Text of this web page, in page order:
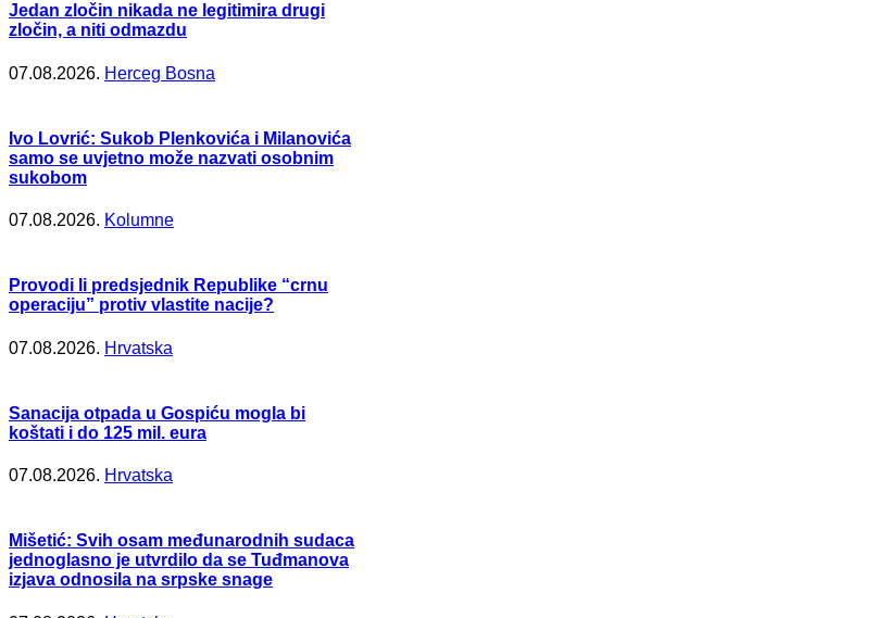
Jedan zločin nikada ne legitimira drugi
zločin, a niti odmazdu
07.08.2026. Herceg Bosna
Ivo Lovrić: Sukob Plenkovića i Milanovića
samo se uvjetno može nazvati osobnim
sukobom
07.08.2026. Kolumne
Provodi li predsjednik Republike “crnu
operaciju” protiv vlastite nacije?
07.08.2026. Hrvatska
Sanacija otpada u Gospiću mogla bi
koštati i do 125 mil. eura
07.08.2026. Hrvatska
Mišetić: Svih osam međunarodnih sudaca
jednoglasno je utvrdilo da se Tuđmanova
izjava odnosila na srpske snage